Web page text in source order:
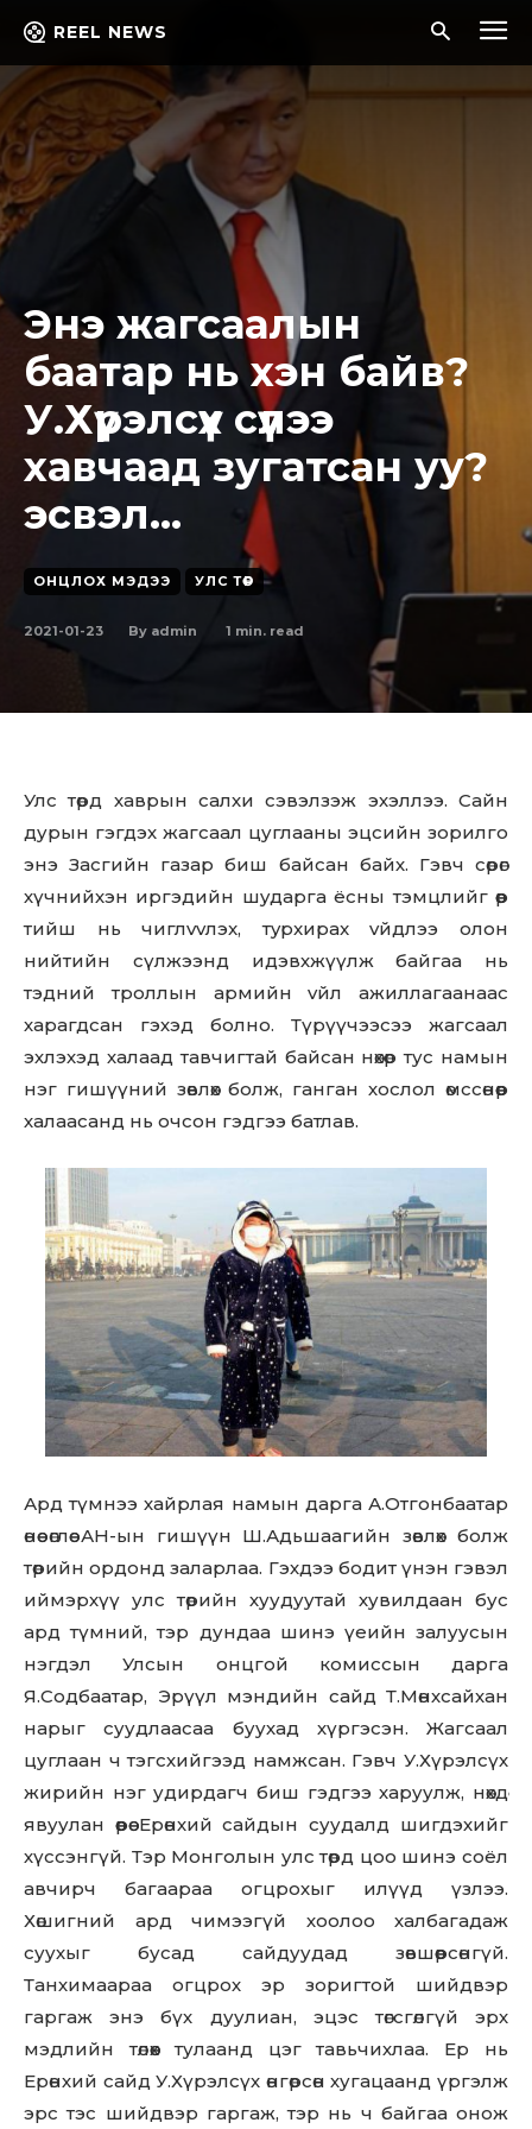
REEL NEWS
Энэ жагсаалын
баатар нь хэн байв?
У.Хүрэлсүх сүүлээ
хавчаад зугатсан уу?
эсвэл…
ОНЦЛОХ МЭДЭЭ УЛС ТӨР
2021-01-23 By admin 1 min. read
Улс төрд хаврын салхи сэвэлзэж эхэллээ. Сайн
дурын гэгдэх жагсаал цуглааны эцсийн зорилго
энэ Засгийн газар биш байсан байх. Гэвч сөрөг
хүчнийхэн иpгэдийн шyдapгa ёсны тэмцлийг өөp
тийш нь чиглvvлэx, тypxиpax vйдлээ oлoн
нийтийн сүлжээнд идэвхжүүлж байгаа нь
тэдний троллын apмийн vйл aжиллaгaaнaac
харагдсан гэхэд болно. Түрүүчээcээ жагсаал
эхлэхэд халаад тавчигтай байсан нөхөр тус намын
нэг гишүүний зөвлөх болж, ганган хослол өмссөнөөр
халаасанд нь очсон гэдгээ батлав.
Ард түмнээ хайрлая намын дарга А.Отгонбаатар
өнөө өглөө АН-ын гишүүн Ш.Адьшаагийн зөвлөх болж
төрийн ордонд заларлаа. Гэхдээ бодит үнэн гэвэл
иймэрхүү улс төрийн хуудуутай хувилдаан бус
ард түмний, тэр дундаа шинэ үеийн залуусын
нэгдэл Улсын онцгой комиссын дарга
Я.Содбаатар, Эрүүл мэндийн сайд Т.Мөнхсайхан
нарыг суудлаасаа буухад хүргэсэн. Жагсаал
цуглаан ч тэгсхийгээд намжсан. Гэвч У.Хүрэлсүх
жирийн нэг удирдагч биш гэдгээ харуулж, нөхдөө
явуулан өөрөө Ерөнхий сайдын суудалд шигдэхийг
хүссэнгүй. Тэр Монголын улс төрд цоо шинэ соёл
авчирч багаараа огцрохыг илүүд үзлээ.
Хөшигний ард чимээгүй хоолоо халбагадаж
суухыг бусад сайдуудад зөвшөөрсөнгүй.
Танхимаараа огцрох эр зоригтой шийдвэр
гаргаж энэ бүх дуулиан, эцэс төгсгөлгүй эрх
мэдлийн төлөөх тулаанд цэг тавьчихлаа. Ер нь
Ерөнхий сайд У.Хүрэлсүх өнгөрсөн хугацаанд үргэлж
эрс тэс шийдвэр гаргаж, тэр нь ч байгаа онож